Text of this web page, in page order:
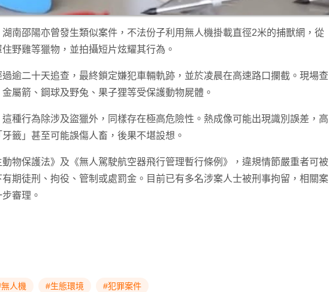
湖南邵陽亦曾發生類似案件，不法份子利用無人機掛載直徑2米的捕獸網，從
野雞等獵物，並拍攝短片炫耀其行為。
過逾二十天追查，最終鎖定嫌犯車輛軌跡，並於凌晨在高速路口攔截。現場查
屬箭、鋼球及野兔、果子狸等受保護動物屍體。
種行為除涉及盜獵外，同樣存在極高危險性。熱成像可能出現識別誤差，高
籤」甚至可能誤傷人畜，後果不堪設想。
物保護法》及《無人駕駛航空器飛行管理暫行條例》，違規情節嚴重者可被
期徒刑、拘役、管制或處罰金。目前已有多名涉案人士被刑事拘留，相關案
審理。
人機 #生態環境 #犯罪案件